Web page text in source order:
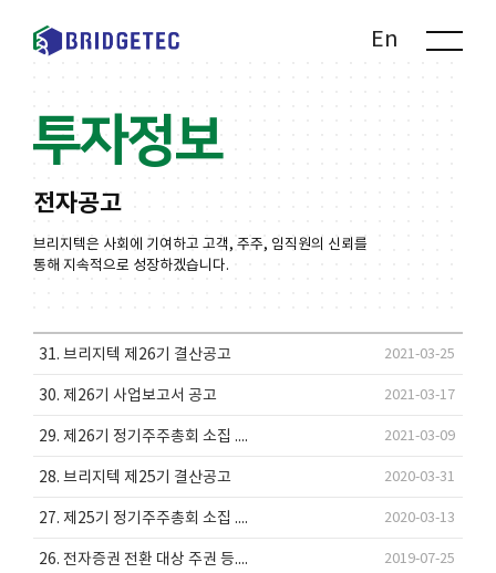
En
투자정보
전자공고
브리지텍은 사회에 기여하고 고객, 주주, 임직원의 신뢰를
통해 지속적으로 성장하겠습니다.
31. 브리지텍 제26기 결산공고 2021-03-25
30. 제26기 사업보고서 공고 2021-03-17
29. 제26기 정기주주총회 소집 .... 2021-03-09
28. 브리지텍 제25기 결산공고 2020-03-31
27. 제25기 정기주주총회 소집 .... 2020-03-13
26. 전자증권 전환 대상 주권 등.... 2019-07-25